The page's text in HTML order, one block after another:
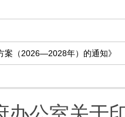
案（2026—2028年）的通知》